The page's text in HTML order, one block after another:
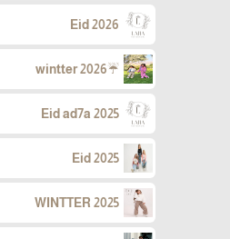
Eid 2026
☔wintter 2026
Eid ad7a 2025
Eid 2025
WINTTER 2025